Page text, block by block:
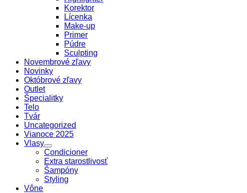
Korektor
Lícenka
Make-up
Primer
Púdre
Sculpting
Novembrové zľavy
Novinky
Októbrové zľavy
Outlet
Špecialitky
Telo
Tvár
Uncategorized
Vianoce 2025
Vlasy
Condicioner
Extra starostlivosť
Šampóny
Styling
Vône